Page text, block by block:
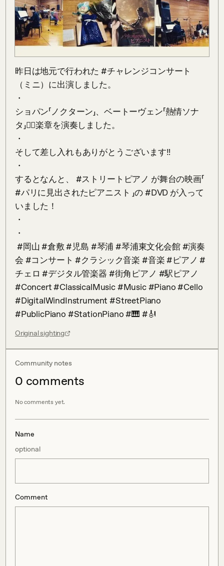
昨日は地元で行われた #チャレンジコンサート
（ミニ）に出演しました。
・
ショパン「ノクターン」、ベートーヴェン「熱情ソナ
タ」񻋂𰀓楽章を演奏しました。
・
そして差し入れもありがとうございます‼️
・
するとなんと、 #ストリートピアノ が舞台の映画「
#パリに見出されたピアニスト 」の #DVD が入って
いました！
・
・
会 #コンサート #クラシック音楽 #音楽 #ピアノ #
チェロ #デジタル管楽器 #街角ピアノ #駅ピアノ
#Concert #ClassicalMusic #Music #Piano #Cello
#DigitalWindInstrument #StreetPiano
#PublicPiano #StationPiano #🎹 #🎻
Original sighting
Community notes
0 comments
No comments yet.
Name
optional
Comment